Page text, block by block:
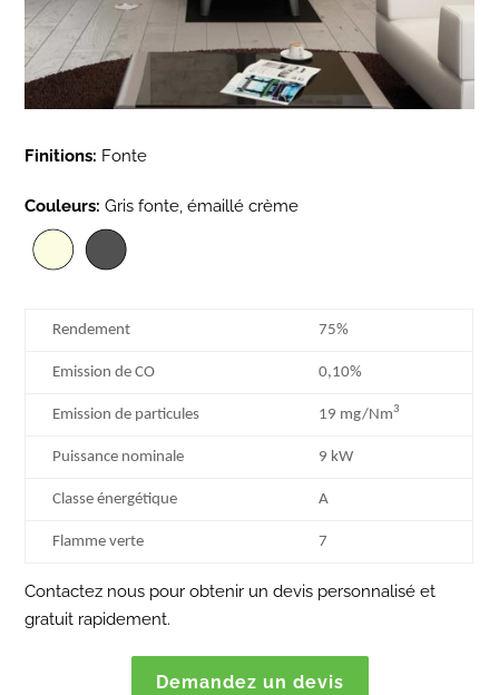
Finitions: Fonte
Couleurs: Gris fonte, émaillé crème
Rendement 75%
Emission de CO 0,10%
Emission de particules 19 mg/Nm3
Puissance nominale 9 kW
Classe énergétique A
Flamme verte 7
Contactez nous pour obtenir un devis personnalisé et
gratuit rapidement.
Demandez un devis